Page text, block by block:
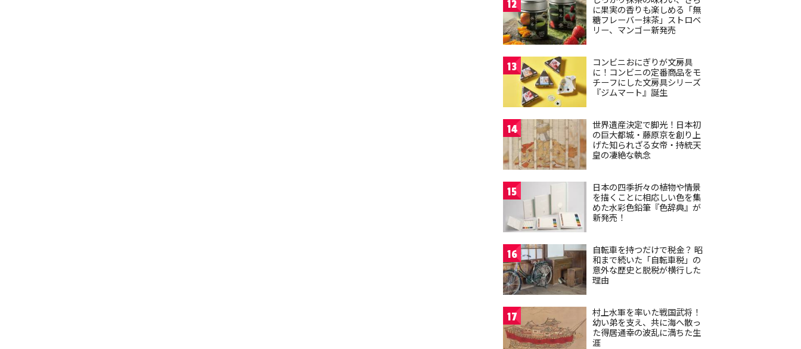
12
に果実の香りも楽しめる「無
糖フレーバー抹茶」ストロベ
リー、マンゴー新発売
13
コンビニおにぎりが文房具
に！コンビニの定番商品をモ
チーフにした文房具シリーズ
『ジムマート』誕生
14
世界遺産決定で脚光！日本初
の巨大都城・藤原京を創り上
げた知られざる女帝・持統天
皇の凄絶な執念
15
日本の四季折々の植物や情景
を描くことに相応しい色を集
めた水彩色鉛筆『色辞典』が
新発売！
16
自転車を持つだけで税金？ 昭
和まで続いた「自転車税」の
意外な歴史と脱税が横行した
理由
17
村上水軍を率いた戦国武将！
幼い弟を支え、共に海へ散っ
た得居通幸の波乱に満ちた生
涯